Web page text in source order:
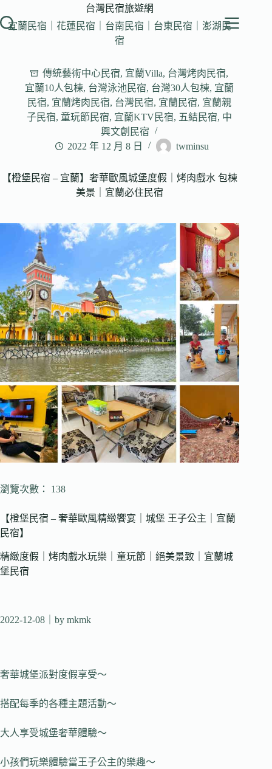
至
台灣民宿旅遊網
宜蘭民宿｜花蓮民宿｜台南民宿｜台東民宿｜澎湖民
宿
傳統藝術中心民宿, 宜蘭Villa, 台灣烤肉民宿,
宜蘭10人包棟, 台灣泳池民宿, 台灣30人包棟, 宜蘭
民宿, 宜蘭烤肉民宿, 台灣民宿, 宜蘭民宿, 宜蘭親
子民宿, 童玩節民宿, 宜蘭KTV民宿, 五結民宿, 中
興文創民宿
2022 年 12 月 8 日
twminsu
【橙堡民宿 – 宜蘭】奢華歐風城堡度假｜烤肉戲水 包棟
美景｜宜蘭必住民宿
瀏覽次數： 138
【橙堡民宿 – 奢華歐風精緻饗宴｜城堡 王子公主｜宜蘭
民宿】
精緻度假｜烤肉戲水玩樂｜童玩節｜絕美景致｜宜蘭城
堡民宿
2022-12-08 ｜by mkmk
奢華城堡派對度假享受～
搭配每季的各種主題活動～
大人享受城堡奢華體驗～
小孩們玩樂體驗當王子公主的樂趣～